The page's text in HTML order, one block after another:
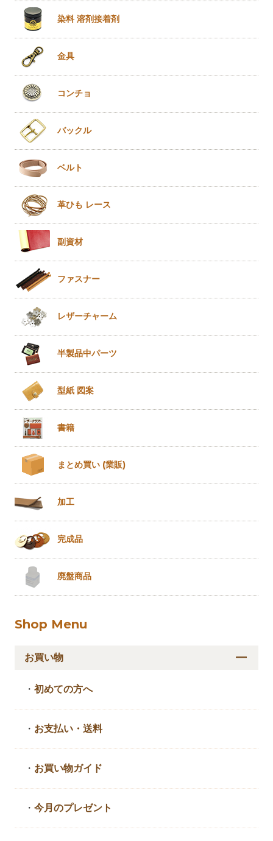
染料 溶剤接着剤
金具
コンチョ
バックル
ベルト
革ひも レース
副資材
ファスナー
レザーチャーム
半製品中パーツ
型紙 図案
書籍
まとめ買い (業販)
加工
完成品
廃盤商品
Shop Menu
お買い物
・初めての方へ
・ お支払い・送料
・ お買い物ガイド
・今月のプレゼント